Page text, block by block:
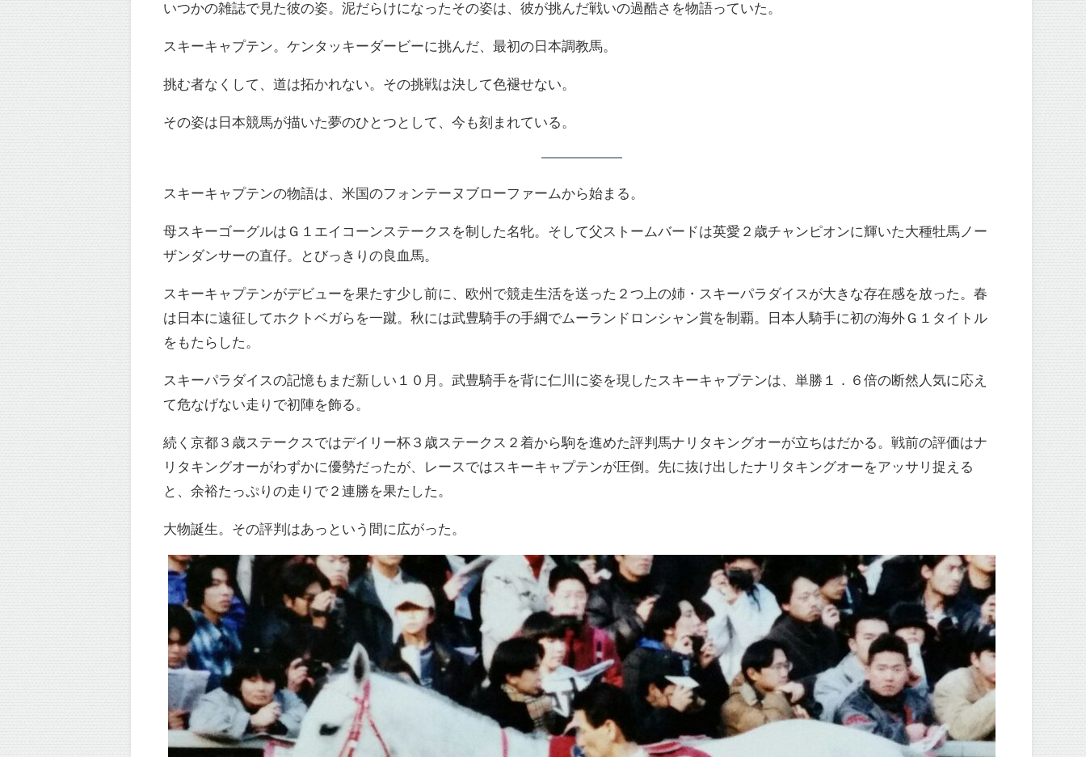
いつかの雑誌で見た彼の姿。泥だらけになったその姿は、彼が挑んだ戦いの過酷さを物語っていた。
スキーキャプテン。ケンタッキーダービーに挑んだ、最初の日本調教馬。
挑む者なくして、道は拓かれない。その挑戦は決して色褪せない。
その姿は日本競馬が描いた夢のひとつとして、今も刻まれている。
スキーキャプテンの物語は、米国のフォンテーヌブローファームから始まる。
母スキーゴーグルはＧ１エイコーンステークスを制した名牝。そして父ストームバードは英愛２歳チャンピオンに輝いた大種牡馬ノー
ザンダンサーの直仔。とびっきりの良血馬。
スキーキャプテンがデビューを果たす少し前に、欧州で競走生活を送った２つ上の姉・スキーパラダイスが大きな存在感を放った。春
は日本に遠征してホクトベガらを一蹴。秋には武豊騎手の手綱でムーランドロンシャン賞を制覇。日本人騎手に初の海外Ｇ１タイトル
をもたらした。
スキーパラダイスの記憶もまだ新しい１０月。武豊騎手を背に仁川に姿を現したスキーキャプテンは、単勝１．６倍の断然人気に応え
て危なげない走りで初陣を飾る。
続く京都３歳ステークスではデイリー杯３歳ステークス２着から駒を進めた評判馬ナリタキングオーが立ちはだかる。戦前の評価はナ
リタキングオーがわずかに優勢だったが、レースではスキーキャプテンが圧倒。先に抜け出したナリタキングオーをアッサリ捉える
と、余裕たっぷりの走りで２連勝を果たした。
大物誕生。その評判はあっという間に広がった。